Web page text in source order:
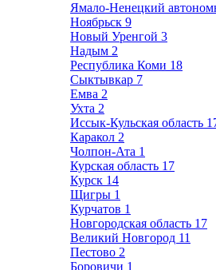
Ямало-Ненецкий
Ноябрьск 9
Новый Уренгой 3
Надым 2
Республика Коми 18
Сыктывкар 7
Емва 2
Ухта 2
Иссык-Кульская область
Каракол 2
Чолпон-Ата 1
Курская область 17
Курск 14
Щигры 1
Курчатов 1
Новгородская область 17
Великий Новгород 11
Пестово 2
Боровичи 1